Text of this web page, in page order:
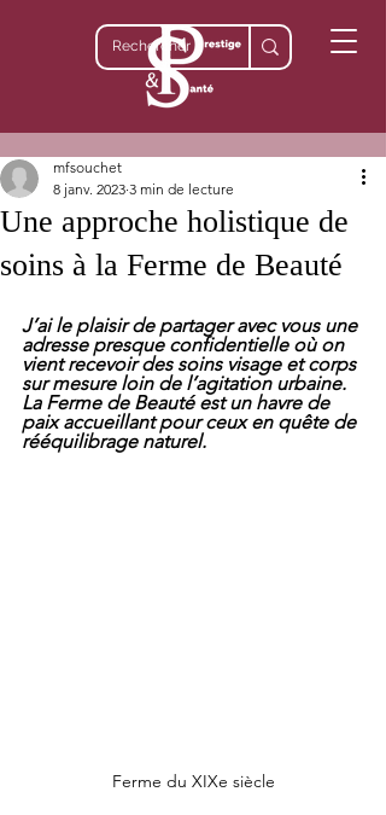
Une approche holistique de
soins à la Ferme de Beauté
mfsouchet
8 janv. 2023 3 min de lecture
J’ai le plaisir de partager avec vous une
adresse presque confidentielle où on
vient recevoir des soins visage et corps
sur mesure loin de l’agitation urbaine.
La Ferme de Beauté est un havre de
paix accueillant pour ceux en quête de
rééquilibrage naturel.
Ferme du XIXe siècle